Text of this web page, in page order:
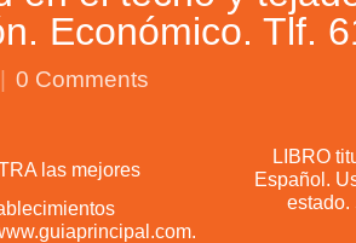
Económico. Tlf.
0 Comments
las mejores
LIBRO
Español.
estado.